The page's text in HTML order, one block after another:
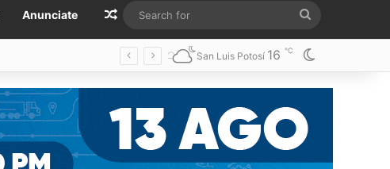
Anunciate Random Article
for
San Luis Potosí 16 ℃